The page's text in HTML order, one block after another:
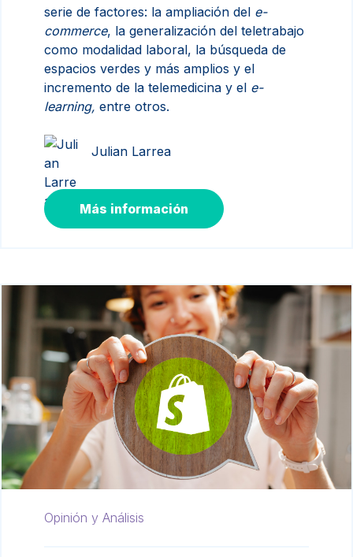
serie de factores: la ampliación del e-
commerce, la generalización del teletrabajo
como modalidad laboral, la búsqueda de
espacios verdes y más amplios y el
incremento de la telemedicina y el e-
learning, entre otros.
Julian Larrea
Más información
Opinión y Análisis